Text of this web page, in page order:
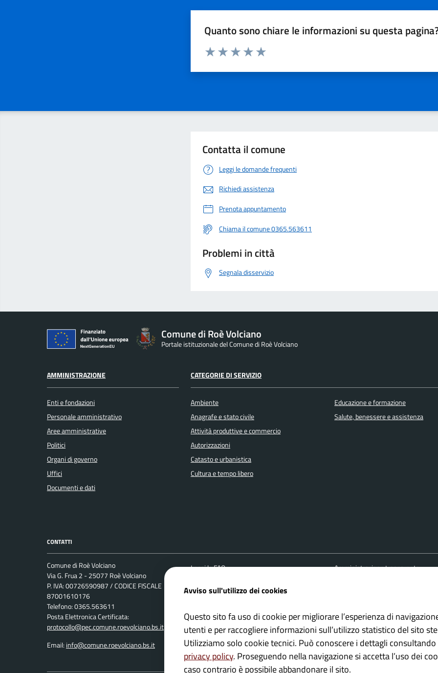
Quanto sono chiare le informazioni su questa
Valuta da 1 a 5 stelle la pagina
Contatta il comune
Leggi le domande frequenti
Richiedi assistenza
Prenota appuntamento
Chiama il comune 0365.563611
Problemi in città
Segnala disservizio
Comune di Roè Volciano
Portale istituzionale del Comune di Roè Volciano
AMMINISTRAZIONE
Enti e fondazioni
Personale amministrativo
Aree amministrative
Politici
Organi di governo
Uffici
Documenti e dati
CATEGORIE DI SERVIZIO
Ambiente
Anagrafe e stato civile
Attività produttive e commercio
Autorizzazioni
Catasto e urbanistica
Cultura e tempo libero
Educazione e formazione
Salute, benessere e assistenza
CONTATTI
Comune di Roè Volciano
Via G. Frua 2 - 25077 Roè Volciano
P. IVA: 00726590987 / CODICE FISCALE
87001610176
Telefono: 0365.563611
Posta Elettronica Certificata:
protocollo@pec.comune.roevolciano.bs.it
Email: info@comune.roevolciano.bs.it
Leggi le FAQ
Segnalazione disservizio
Amministrazione trasparente
Albo pretorio
Dichiarazione di accessibilità
Avviso sull'utilizzo dei cookies
Questo sito fa uso di cookie per migliorare l’esperienza di
utenti e per raccogliere informazioni sull’utilizzo statistico del sito
Utilizziamo solo cookie tecnici. Può conoscere i dettagli
privacy policy. Proseguendo nella navigazione si accetta l’uso dei
caso contrario è possibile abbandonare il sito.